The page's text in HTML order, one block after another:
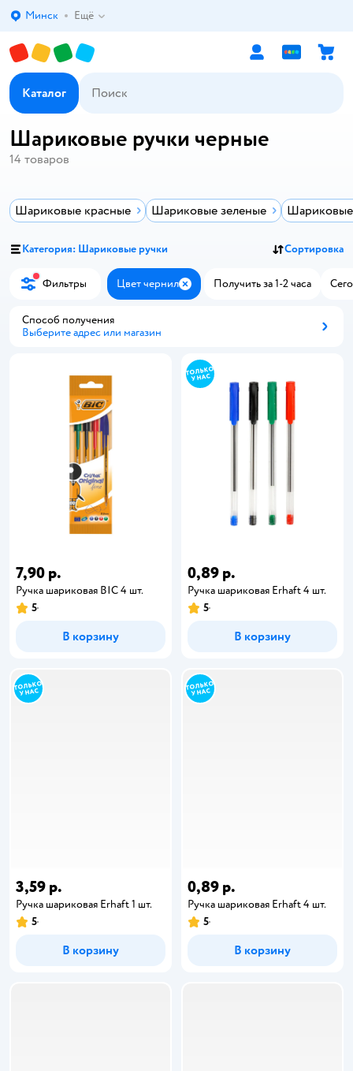
Выбор адреса доставки.
Минск Ещё
Каталог
Шариковые ручки черные
14 товаров
Шариковые красные Шариковые зеленые
Категория: Шариковые ручки Сортировка
Фильтры Цвет чернил ЗакрытьПолучить за 1-2 часа
Способ получения
Выберите адрес или магазин
7,90 р.
Ручка шариковая BIC 4 шт.
5
В корзину
0,89 р.
Ручка шариковая Erhaft 4 шт.
5
В корзину
3,59 р.
Ручка шариковая Erhaft 1 шт.
5
В корзину
0,89 р.
Ручка шариковая Erhaft 4 шт.
5
В корзину